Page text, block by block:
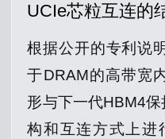
UCIe芯粒互连的
根据公开的专利说
于DRAM的高带宽
形与下一代HBM4
构和互连方式上进